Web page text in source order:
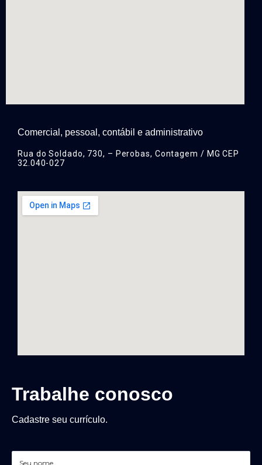
Comercial, pessoal, contábil e administrativo
Rua do Soldado, 730, – Perobas, Contagem / MG CEP
32.040-027
Trabalhe conosco
Cadastre seu currículo.